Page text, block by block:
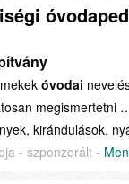
óvodai
megismertetni
kirándulások,
- szponzorált -